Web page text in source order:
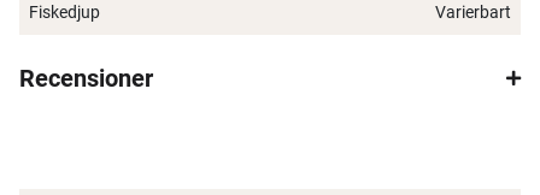
Fiskedjup Varierbart
Recensioner